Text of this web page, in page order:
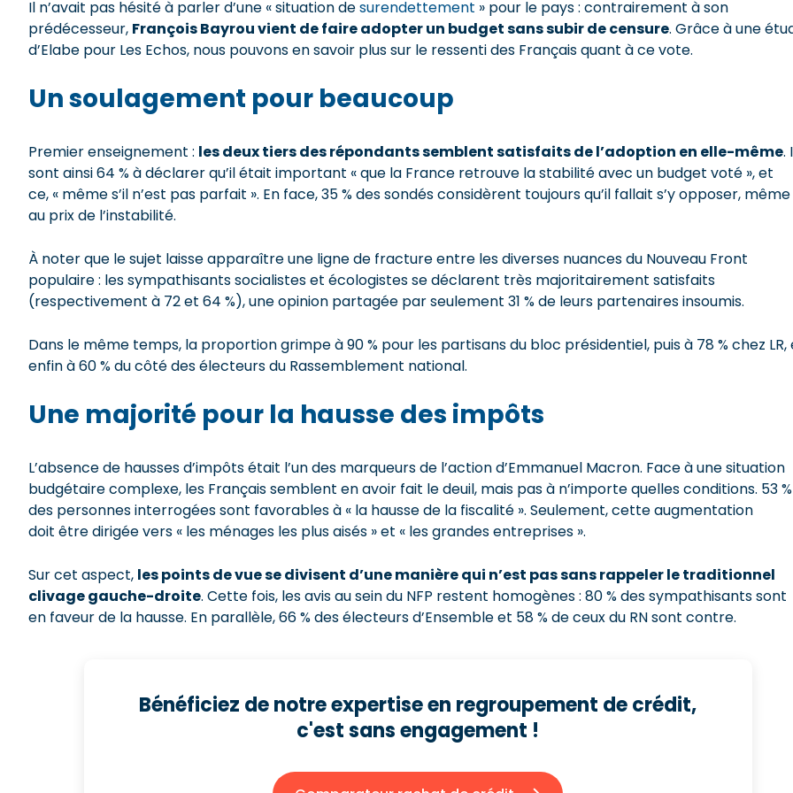
Il n’avait pas hésité à parler d’une « situation desurendettement » pour le pays : contrairement à son
prédécesseur, François Bayrou vient de faire adopter un budget sans subir de censure. Grâce à une
d’Elabe pour Les Echos, nous pouvons en savoir plus sur le ressenti des Français quant à ce vote.
Un soulagement pour beaucoup
Premier enseignement : les deux tiers des répondants semblent satisfaits de l’adoption en elle-même.
sont ainsi 64 % à déclarer qu’il était important « que la France retrouve la stabilité avec un budget voté », et
ce, « même s’il n’est pas parfait ». En face, 35 % des sondés considèrent toujours qu’il fallait s’y opposer, même
au prix de l’instabilité.
À noter que le sujet laisse apparaître une ligne de fracture entre les diverses nuances du Nouveau Front
populaire : les sympathisants socialistes et écologistes se déclarent très majoritairement satisfaits
(respectivement à 72 et 64 %), une opinion partagée par seulement 31 % de leurs partenaires insoumis.
Dans le même temps, la proportion grimpe à 90 % pour les partisans du bloc présidentiel, puis à 78 % chez LR,
enfin à 60 % du côté des électeurs du Rassemblement national.
Une majorité pour la hausse des impôts
L’absence de hausses d’impôts était l’un des marqueurs de l’action d’Emmanuel Macron. Face à une situation
budgétaire complexe, les Français semblent en avoir fait le deuil, mais pas à n’importe quelles conditions. 53 %
des personnes interrogées sont favorables à « la hausse de la fiscalité ». Seulement, cette augmentation
doit être dirigée vers « les ménages les plus aisés » et « les grandes entreprises ».
Sur cet aspect, les points de vue se divisent d’une manière qui n’est pas sans rappeler le traditionnel
clivage gauche-droite. Cette fois, les avis au sein du NFP restent homogènes : 80 % des sympathisants sont
en faveur de la hausse. En parallèle, 66 % des électeurs d’Ensemble et 58 % de ceux du RN sont contre.
Bénéficiez de notre expertise en regroupement de crédit,
c'est sans engagement !